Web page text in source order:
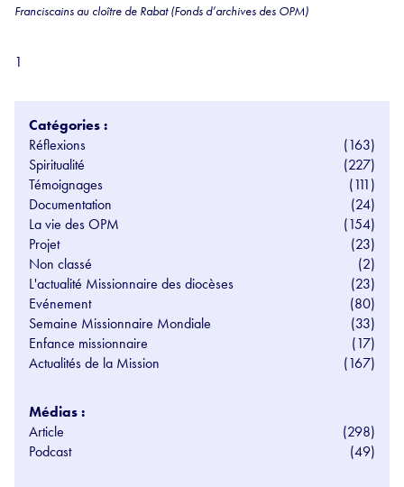
Franciscains au cloître de Rabat (Fonds d’archives des OPM)
1
Catégories :
Réflexions
(163)
Spiritualité
(227)
Témoignages
(111)
Documentation
(24)
La vie des OPM
(154)
Projet
(23)
Non classé
(2)
L'actualité Missionnaire des diocèses
(23)
Evénement
(80)
Semaine Missionnaire Mondiale
(33)
Enfance missionnaire
(17)
Actualités de la Mission
(167)
Médias :
Article
(298)
Podcast
(49)